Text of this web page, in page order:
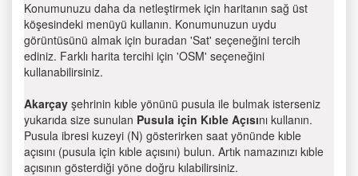
Konumunuzu daha da netleştirmek için haritanın sağ üst
köşesindeki menüyü kullanın. Konumunuzun uydu
görüntüsünü almak için buradan 'Sat' seçeneğini tercih
ediniz. Farklı harita tercihi için 'OSM' seçeneğini
kullanabilirsiniz.
Akarçay şehrinin kıble yönünü pusula ile bulmak isterseniz
yukarıda size sunulan Pusula için Kıble Açısını kullanın.
Pusula ibresi kuzeyi (N) gösterirken saat yönünde kıble
açısını (pusula için kıble açısını) bulun. Artık namazınızı kıble
açısının gösterdiği yöne doğru kılabilirsiniz.